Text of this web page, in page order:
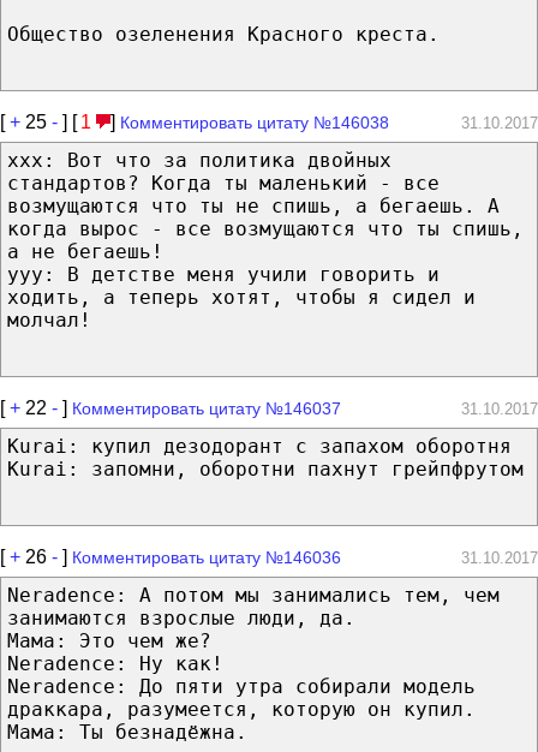
Общество озеленения Красного креста.
[+ 25 - ] [ 1 ] Комментировать цитату №146038 31.10.2017
ххх: Вот что за политика двойных
стандартов? Когда ты маленький - все
возмущаются что ты не спишь, а бегаешь. А
когда вырос - все возмущаются что ты спишь,
а не бегаешь!
ууу: В детстве меня учили говорить и
ходить, а теперь хотят, чтобы я сидел и
молчал!
[+ 22 - ] Комментировать цитату №146037 31.10.2017
Kurai: купил дезодорант с запахом оборотня
Kurai: запомни, оборотни пахнут грейпфрутом
[+ 26 - ] Комментировать цитату №146036 31.10.2017
Neradence: А потом мы занимались тем, чем
занимаются взрослые люди, да.
Мама: Это чем же?
Neradence: Ну как!
Neradence: До пяти утра собирали модель
драккара, разумеется, которую он купил.
Мама: Ты безнадёжна.